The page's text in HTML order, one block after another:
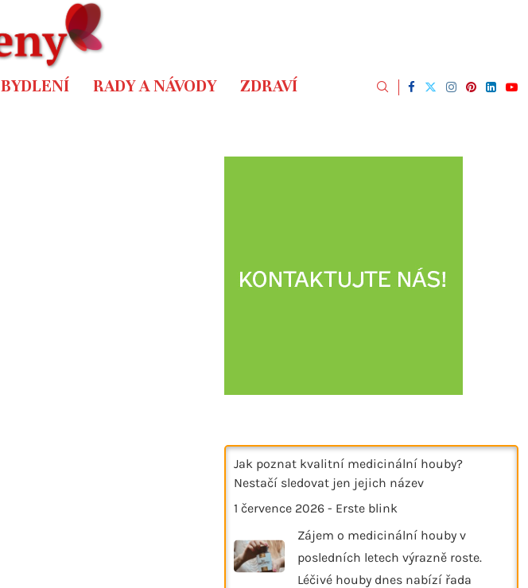
BYDLENÍ RADY A NÁVODY ZDRAVÍ
Jak poznat kvalitní medicinální houby?
Nestačí sledovat jen jejich název
1 července 2026 - Erste blink
Zájem o medicinální houby v
posledních letech výrazně roste.
Léčivé houby dnes nabízí řada